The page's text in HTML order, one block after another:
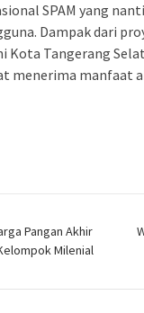
SPAM yang
Dampak dari
Kota Tangerang
menerima manfaat
Pangan Akhir
Milenial